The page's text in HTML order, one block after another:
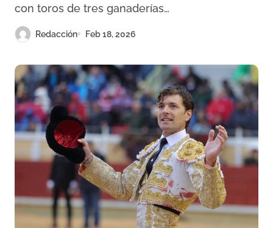
con toros de tres ganaderías…
Redacción Feb 18, 2026